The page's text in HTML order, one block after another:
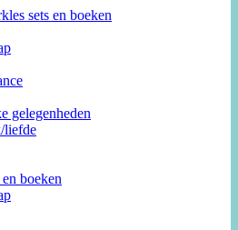
sets en boeken
gelegenheden
liefde
boeken